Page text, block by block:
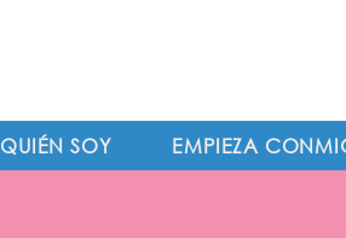
QUIÉN SOY EMPIEZA